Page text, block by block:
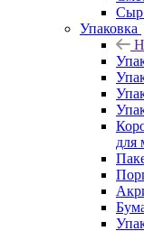
Сыр
Упаковка
для